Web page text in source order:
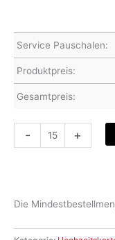
Service Pauschalen:
Produktpreis:
Gesamtpreis:
-
Hochzeitskarte
S26-
+
Die